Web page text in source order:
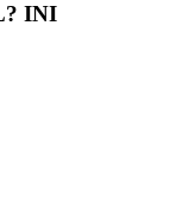
INI